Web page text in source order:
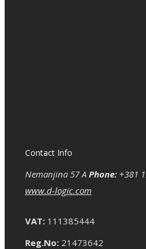
Contact Info
Nemanjina 57 A Phone:+381
www.d-logic.com
VAT:111385444
Reg.No:21473642